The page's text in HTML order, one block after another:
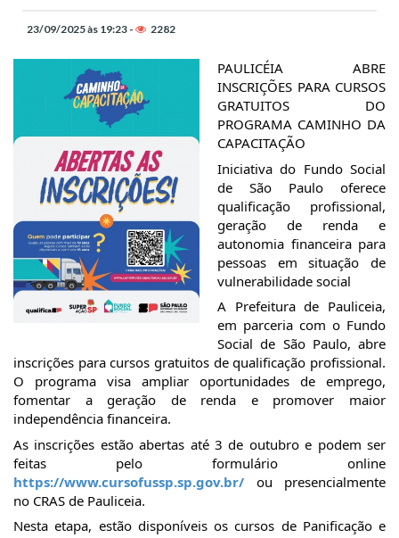
23/09/2025 às 19:23 - 2282
PAULICÉIA ABRE
INSCRIÇÕES PARA CURSOS
GRATUITOS DO
PROGRAMA CAMINHO DA
CAPACITAÇÃO
Iniciativa do Fundo Social
de São Paulo oferece
qualificação profissional,
geração de renda e
autonomia financeira para
pessoas em situação de
vulnerabilidade social
A Prefeitura de Pauliceia,
em parceria com o Fundo
Social de São Paulo, abre
inscrições para cursos gratuitos de qualificação profissional.
O programa visa ampliar oportunidades de emprego,
fomentar a geração de renda e promover maior
independência financeira.
As inscrições estão abertas até 3 de outubro e podem ser
feitas pelo formulário online
https://www.cursofussp.sp.gov.br/ ou presencialmente
no CRAS de Pauliceia.
Nesta etapa, estão disponíveis os cursos de Panificação e